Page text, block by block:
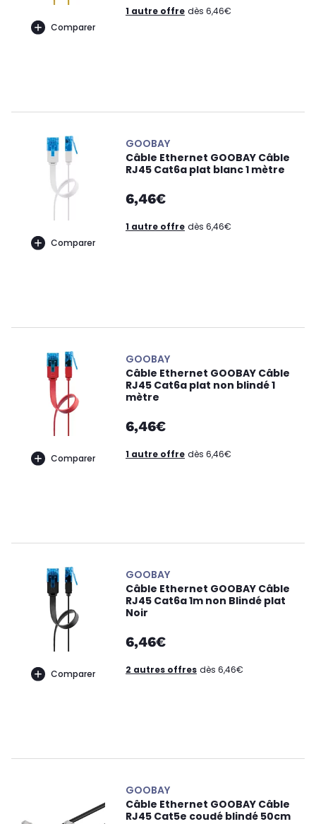
Comparer
1 autre offre dès 6,46€
Comparer
GOOBAY
Câble Ethernet GOOBAY Câble
RJ45 Cat6a plat blanc 1 mètre
6,46€
1 autre offre dès 6,46€
Comparer
GOOBAY
Câble Ethernet GOOBAY Câble
RJ45 Cat6a plat non blindé 1
mètre
6,46€
1 autre offre dès 6,46€
Comparer
GOOBAY
Câble Ethernet GOOBAY Câble
RJ45 Cat6a 1m non Blindé plat
Noir
6,46€
2 autres offres dès 6,46€
GOOBAY
Câble Ethernet GOOBAY Câble
RJ45 Cat5e coudé blindé 50cm